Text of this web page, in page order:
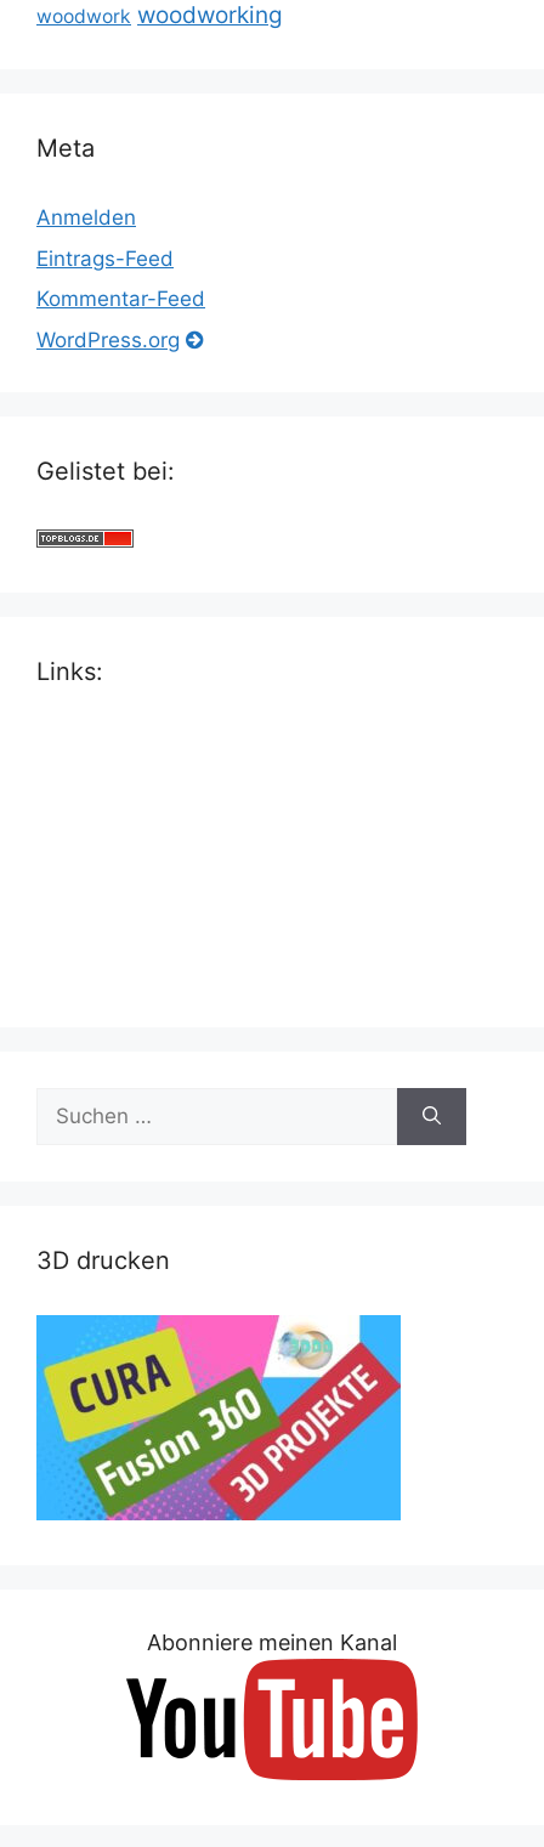
woodwork woodworking
Meta
Anmelden
Eintrags-Feed
Kommentar-Feed
WordPress.org
Gelistet bei:
Links:
Suche
nach:
3D drucken
Abonniere meinen Kanal